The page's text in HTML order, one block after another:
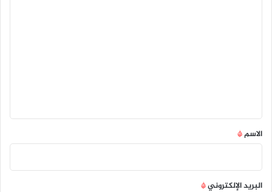
*
الاسم*
البريد الإلكتروني*